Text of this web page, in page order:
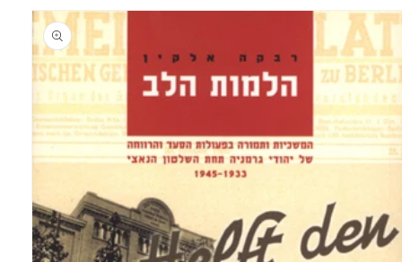
Skip to
product
information